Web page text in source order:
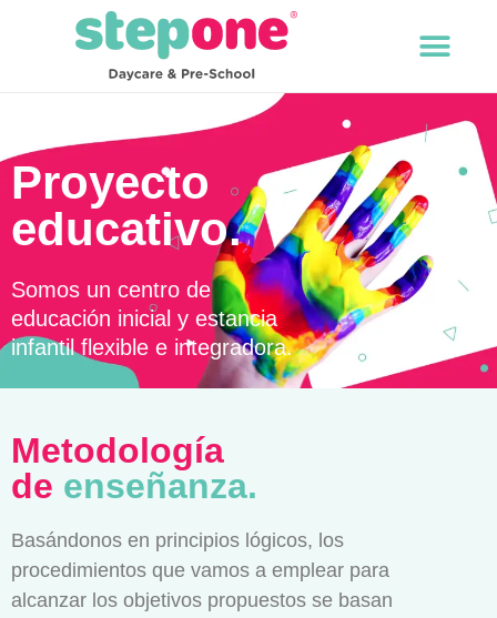
Proyecto
educativo.
Somos un centro de
educación inicial y estancia
infantil flexible e integradora.
Metodología
de enseñanza.
Basándonos en principios lógicos, los
procedimientos que vamos a emplear para
alcanzar los objetivos propuestos se basan